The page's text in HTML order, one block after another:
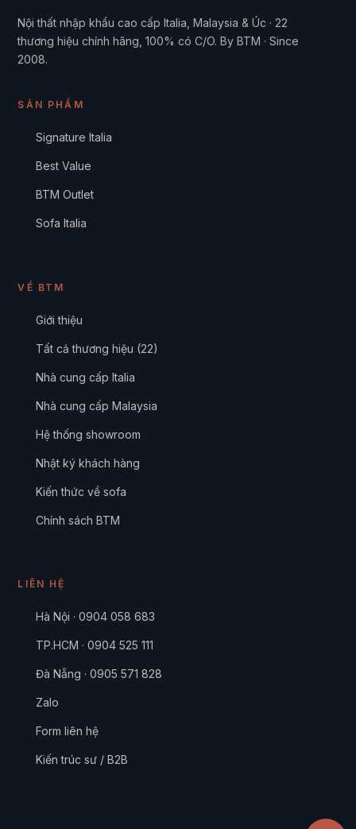
Nội thất nhập khẩu cao cấp Italia, Malaysia & Úc · 22
thương hiệu chính hãng, 100% có C/O. By BTM · Since
2008.
SẢN PHẨM
Signature Italia
Best Value
BTM Outlet
Sofa Italia
VỀ BTM
Giới thiệu
Tất cả thương hiệu (22)
Nhà cung cấp Italia
Nhà cung cấp Malaysia
Hệ thống showroom
Nhật ký khách hàng
Kiến thức về sofa
Chính sách BTM
LIÊN HỆ
Hà Nội · 0904 058 683
TP.HCM · 0904 525 111
Đà Nẵng · 0905 571 828
Zalo
Form liên hệ
Kiến trúc sư / B2B